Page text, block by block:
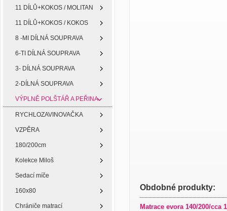
11 DÍLŮ+KOKOS / MOLITAN
11 DÍLŮ+KOKOS / KOKOS
8 -MI DÍLNÁ SOUPRAVA
6-TI DÍLNÁ SOUPRAVA
3- DÍLNÁ SOUPRAVA
2-DÍLNÁ SOUPRAVA
VÝPLNĚ POLŠTÁŘ A PEŘINA
RYCHLOZAVINOVAČKA
VZPĚRA
180/200cm
Kolekce Miloš
Sedací míče
160x80
Chrániče matrací
Obdobné produkty:
Matrace evora 140/200/cca